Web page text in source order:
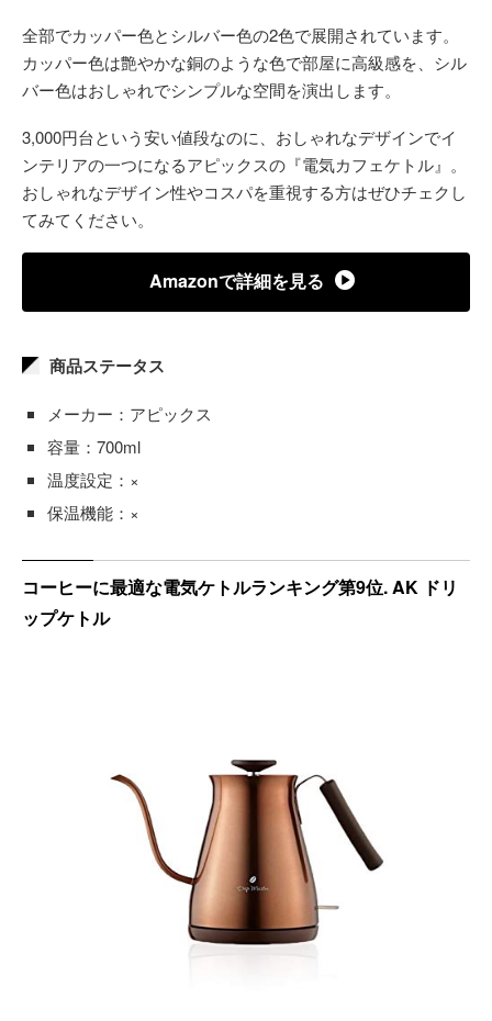
全部でカッパー色とシルバー色の2色で展開されています。
カッパー色は艶やかな銅のような色で部屋に高級感を、シル
バー色はおしゃれでシンプルな空間を演出します。
3,000円台という安い値段なのに、おしゃれなデザインでイ
ンテリアの一つになるアピックスの『電気カフェケトル』。
おしゃれなデザイン性やコスパを重視する方はぜひチェクし
てみてください。
Amazonで詳細を見る
商品ステータス
メーカー：アピックス
容量：700ml
温度設定：×
保温機能：×
コーヒーに最適な電気ケトルランキング第9位. AK ドリ
ップケトル